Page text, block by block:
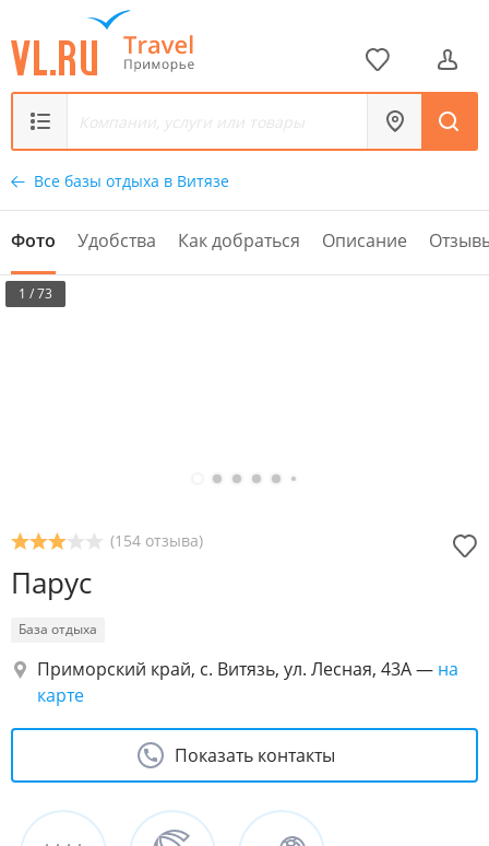
Все базы отдыха в Витязе
Фото Удобства Как добраться Описание
1 / 73
(154 отзыва)
Парус
База отдыха
Приморский край, с. Витязь, ул. Лесная, 43А— на
карте
Показать контакты